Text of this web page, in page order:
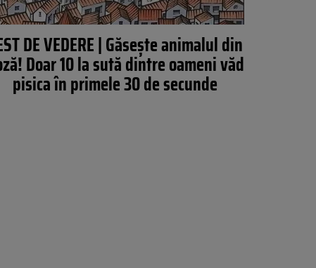
DE VEDERE | Găsește animalul din
Doar 10 la sută dintre oameni văd
pisica în primele 30 de secunde